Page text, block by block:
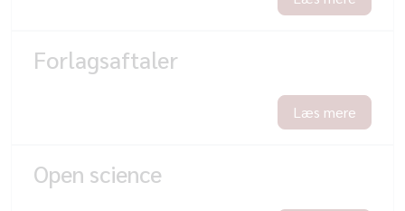
Forlagsaftaler
Læs mere
Open science